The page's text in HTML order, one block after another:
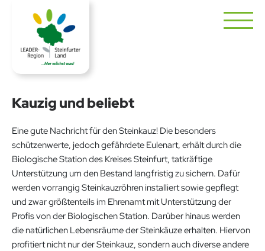
Kauzig und beliebt
Eine gute Nachricht für den Steinkauz! Die besonders
schützenwerte, jedoch gefährdete Eulenart, erhält durch die
Biologische Station des Kreises Steinfurt, tatkräftige
Unterstützung um den Bestand langfristig zu sichern. Dafür
werden vorrangig Steinkauzröhren installiert sowie gepflegt
und zwar größtenteils im Ehrenamt mit Unterstützung der
Profis von der Biologischen Station. Darüber hinaus werden
die natürlichen Lebensräume der Steinkäuze erhalten. Hiervon
profitiert nicht nur der Steinkauz, sondern auch diverse andere